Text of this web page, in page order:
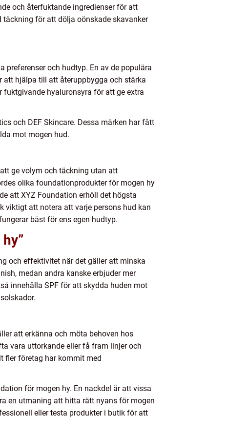
och återfuktande ingredienser för att
för att dölja oönskade skavanker
och hudtyp. En av de populära
att hjälpa till att återuppbygga och stärka
fuktgivande hyaluronsyra för att ge extra
och DEF Skincare. Dessa märken har fått
mot mogen hud.
ge volym och täckning utan att
olika foundationprodukter för mogen hy
att XYZ Foundation erhöll det högsta
viktigt att notera att varje persons hud kan
bäst för ens egen hudtyp.
och effektivitet när det gäller att minska
medan andra kanske erbjuder mer
innehålla SPF för att skydda huden mot
att erkänna och möta behoven hos
vara uttorkande eller få fram linjer och
fler företag har kommit med
för mogen hy. En nackdel är att vissa
en utmaning att hitta rätt nyans för mogen
eller testa produkter i butik för att